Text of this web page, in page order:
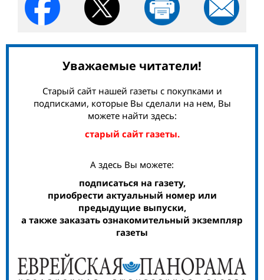
Уважаемые читатели!
Старый сайт нашей газеты с покупками и
подписками, которые Вы сделали на нем, Вы
можете найти здесь:
старый сайт газеты.
А здесь Вы можете:
подписаться на газету,
приобрести актуальный номер или
предыдущие выпуски,
а также заказать ознакомительный экземпляр
газеты